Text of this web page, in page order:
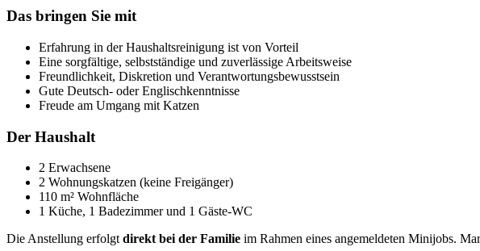
Das bringen Sie mit
Erfahrung in der Haushaltsreinigung ist von Vorteil
Eine sorgfältige, selbstständige und zuverlässige Arbeitsweise
Freundlichkeit, Diskretion und Verantwortungsbewusstsein
Gute Deutsch- oder Englischkenntnisse
Freude am Umgang mit Katzen
Der Haushalt
2 Erwachsene
2 Wohnungskatzen (keine Freigänger)
110 m² Wohnfläche
1 Küche, 1 Badezimmer und 1 Gäste-WC
Die Anstellung erfolgtdirekt bei der Familie im Rahmen eines angemeldeten Minijobs.